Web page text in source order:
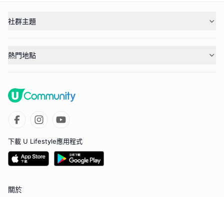
社群主題
熱門地點
下載 U Lifestyle應用程式
關於